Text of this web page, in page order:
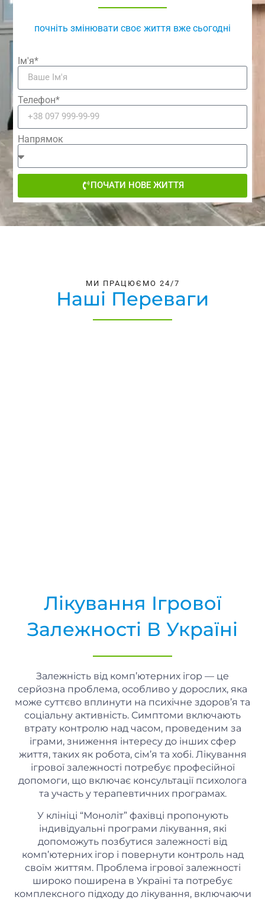
почніть змінювати своє життя вже сьогодні
Ім'я*
Телефон*
Напрямок
ПОЧАТИ НОВЕ ЖИТТЯ
МИ ПРАЦЮЄМО 24/7
Наші Переваги
Лікування Ігрової
Залежності В Україні
Залежність від комп’ютерних ігор — це
серйозна проблема, особливо у дорослих, яка
може суттєво вплинути на психічне здоров’я та
соціальну активність. Симптоми включають
втрату контролю над часом, проведеним за
іграми, зниження інтересу до інших сфер
життя, таких як робота, сім’я та хобі. Лікування
ігрової залежності потребує професійної
допомоги, що включає консультації психолога
та участь у терапевтичних програмах.
У клініці “Моноліт” фахівці пропонують
індивідуальні програми лікування, які
допоможуть позбутися залежності від
комп’ютерних ігор і повернути контроль над
своїм життям. Проблема ігрової залежності
широко поширена в Україні та потребує
комплексного підходу до лікування, включаючи